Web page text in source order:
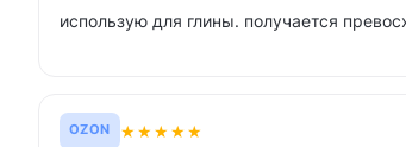
использую для глины. получается
OZON ★★★★★